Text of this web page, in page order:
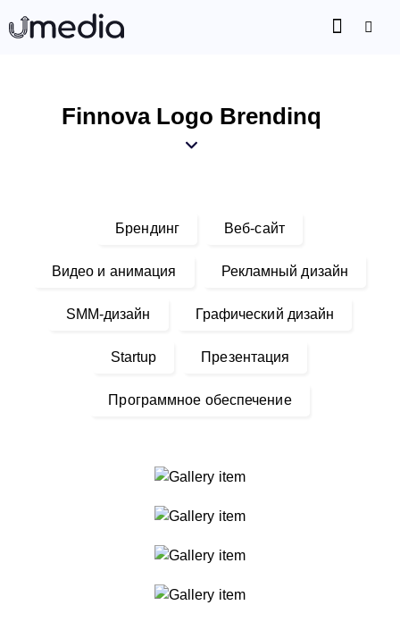
Finnova Logo Brendinq
Брендинг Веб-сайт
Видео и анимация Рекламный дизайн
SMM-дизайн Графический дизайн
Startup Презентация
Программное обеспечение